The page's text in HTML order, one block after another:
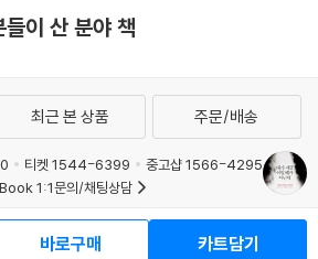
이 산 분야 책
바로구매 카트담기
최근 본 상품 주문/배송
티켓 1544-6399
중고샵 1566-4295
1:1문의/채팅상담
이십사(주) 사업자 정보
개인정보처리방침 청소년보호정책